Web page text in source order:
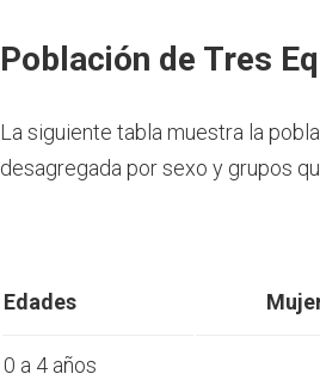
Población de Tres
La siguiente tabla muestra la
desagregada por sexo y grupos
Edades
0 a 4 años